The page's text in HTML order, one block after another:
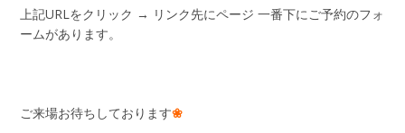
上記URLをクリック → リンク先にページ 一番下にご予約のフォ
ームがあります。
ご来場お待ちしております❀